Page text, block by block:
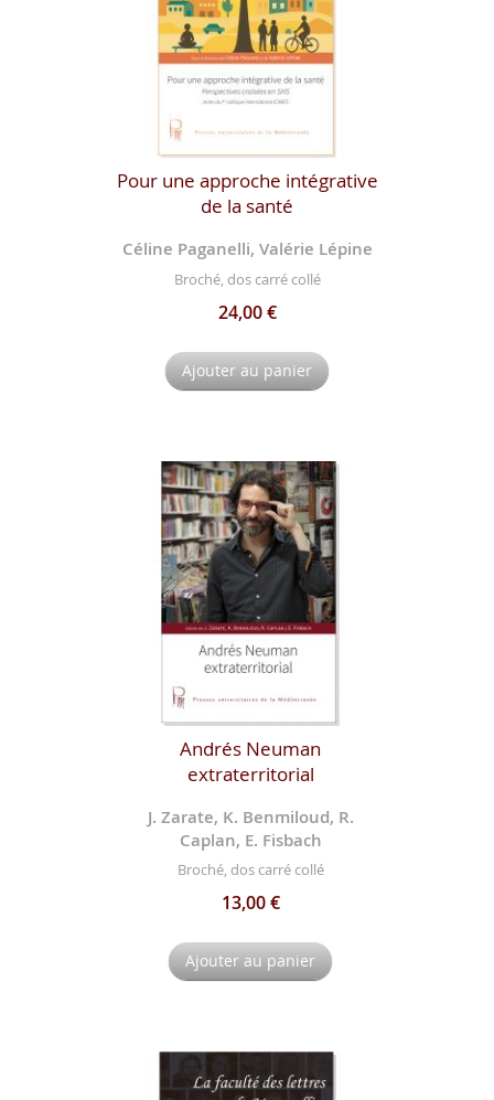
Pour une approche intégrative
de la santé
Céline Paganelli, Valérie Lépine
Broché, dos carré collé
24,00 €
Ajouter au panier
Andrés Neuman
extraterritorial
J. Zarate, K. Benmiloud, R.
Caplan, E. Fisbach
Broché, dos carré collé
13,00 €
Ajouter au panier